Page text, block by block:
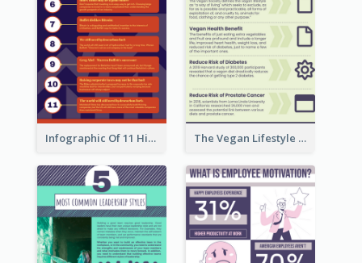
Infographic Of 11 Highlights From Berkshire Hathaway's Shareholder Meeting The Vegan Lifestyle Infographic